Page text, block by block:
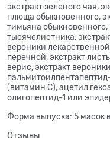
экстракт зеленого чая,
плюща обыкновенного,
тимьяна обыкновенного,
тысячелистника,
вероники
перечной, экстракт
верис, экстракт
(витамин С), ацетил
олигопептид-1 или
Форма выпуска: 5 масок
Отзывы